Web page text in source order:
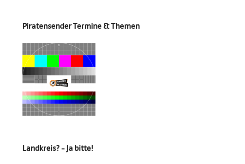
Piratensender Termine & Themen
Landkreis? – Ja bitte!